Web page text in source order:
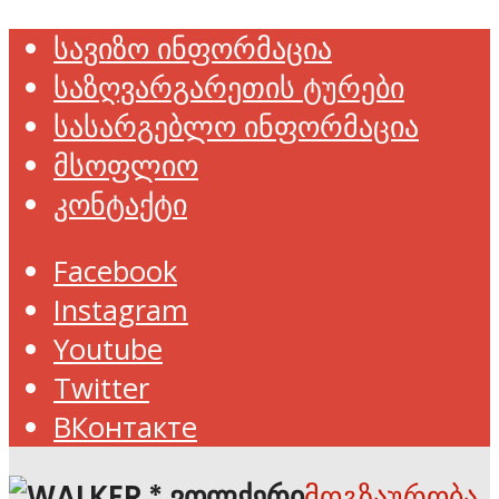
სავიზო ინფორმაცია
საზღვარგარეთის ტურები
სასარგებლო ინფორმაცია
მსოფლიო
კონტაქტი
Facebook
Instagram
Youtube
Twitter
ВКонтакте